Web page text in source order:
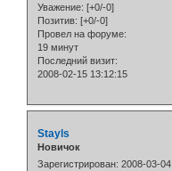
Уважение: [+0/-0]
Позитив: [+0/-0]
Провел на форуме:
19 минут
Последний визит:
2008-02-15 13:12:15
Stayls
Новичок
Зарегистрирован: 2008-03-04